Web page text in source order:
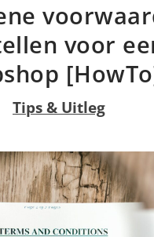
voor
Tips & Uitleg